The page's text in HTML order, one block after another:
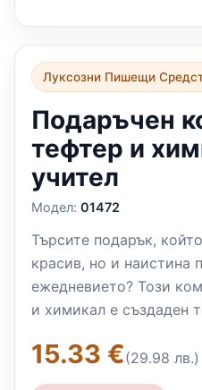
Луксозни Пишещи
Подаръчен
тефтер и
учител
Модел:01472
Търсите подарък,
красив, но и наистина
ежедневието? Този
и химикал е създаден
15.33 €(29.98 лв.)